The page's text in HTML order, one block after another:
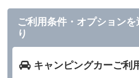
ご利用条件・オプション
り
キャンピングカーご利